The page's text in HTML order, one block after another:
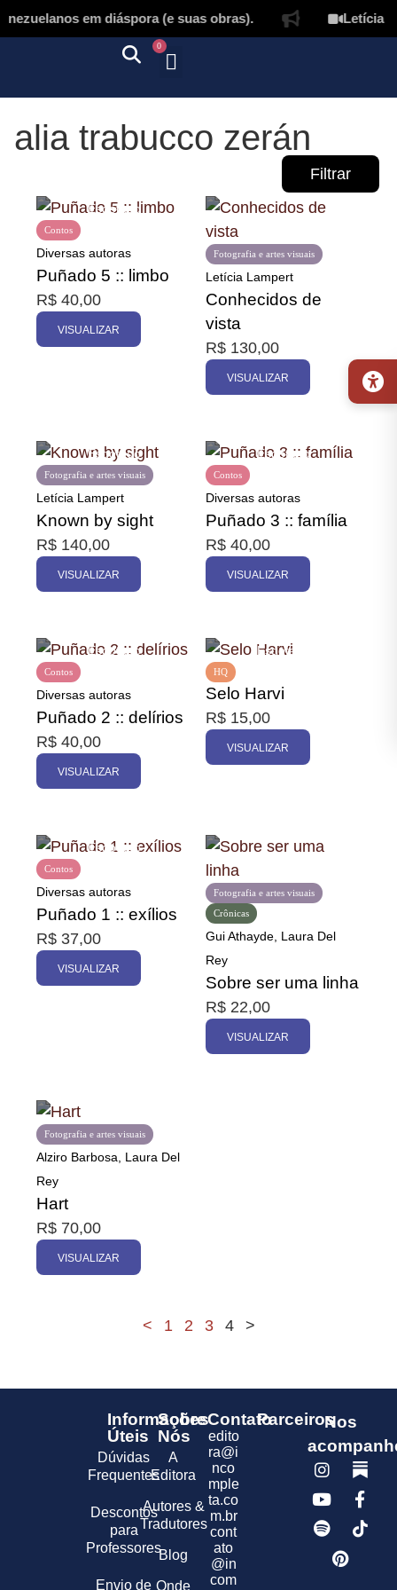
em diáspora (e suas obras). Letícia
0
alia trabucco zerán
Filtrar
Promoção
Contos
Diversas autoras
Puñado 5 :: limbo
R$ 40,00
VISUALIZAR
Fotografia e artes visuais
Letícia Lampert
Conhecidos de
vista
R$ 130,00
VISUALIZAR
Fotografia e artes visuais
Letícia Lampert
Known by sight
R$ 140,00
VISUALIZAR
Contos
Diversas autoras
Puñado 3 :: família
R$ 40,00
VISUALIZAR
Contos
Diversas autoras
Puñado 2 :: delírios
R$ 40,00
VISUALIZAR
HQ
Selo Harvi
R$ 15,00
VISUALIZAR
Contos
Diversas autoras
Puñado 1 :: exílios
R$ 37,00
VISUALIZAR
Crônicas
Fotografia e artes visuais
Gui Athayde, Laura Del
Rey
Sobre ser uma linha
R$ 22,00
VISUALIZAR
Fotografia e artes visuais
Alziro Barbosa, Laura Del
Rey
Hart
R$ 70,00
VISUALIZAR
< 1 2 3 4 >
Informações
Úteis
Dúvidas
Frequentes
Descontos
para
Professores
Envio de
Sobre
Nós
A
Editora
Autores &
Tradutores
Blog
Onde
Contato
edito
ra@i
nco
mple
ta.co
m.br
cont
ato
@in
com
ParceirosNos